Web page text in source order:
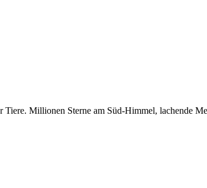
Millionen Sterne am Süd-Himmel, lachende